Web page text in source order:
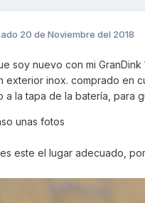
20 de Noviembre del 2018
soy nuevo con mi
exterior inox. comprado en
a la tapa de la batería, para
unas fotos
este el lugar adecuado,